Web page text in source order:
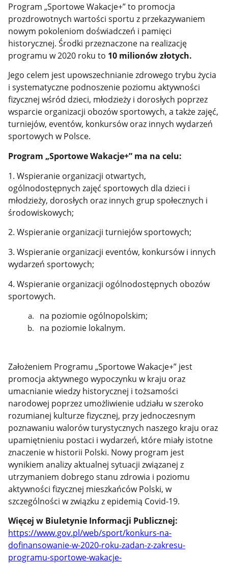
Program „Sportowe Wakacje+”to promocja
prozdrowotnych wartości sportu z przekazywaniem
nowym pokoleniom doświadczeń i pamięci
historycznej. Środki przeznaczone na realizację
programu w 2020 roku to 10 milionów złotych.
Jego celem jest upowszechnianie zdrowego trybu życia
i systematyczne podnoszenie poziomu aktywności
fizycznej wśród dzieci, młodzieży i dorosłych poprzez
wsparcie organizacji obozów sportowych, a także zajęć,
turniejów, eventów, konkursów oraz innych wydarzeń
sportowych w Polsce.
Program „Sportowe Wakacje+” ma na celu:
1. Wspieranie organizacji otwartych,
ogólnodostępnych zajęć sportowych dla dzieci i
młodzieży, dorosłych oraz innych grup społecznych i
środowiskowych;
2. Wspieranie organizacji turniejów sportowych;
3. Wspieranie organizacji eventów, konkursów i innych
wydarzeń sportowych;
4. Wspieranie organizacji ogólnodostępnych obozów
sportowych.
na poziomie ogólnopolskim;
na poziomie lokalnym.
Założeniem Programu „Sportowe Wakacje+” jest
promocja aktywnego wypoczynku w kraju oraz
umacnianie wiedzy historycznej i tożsamości
narodowej poprzez umożliwienie udziału w szeroko
rozumianej kulturze fizycznej, przy jednoczesnym
poznawaniu walorów turystycznych naszego kraju oraz
upamiętnieniu postaci i wydarzeń, które miały istotne
znaczenie w historii Polski. Nowy program jest
wynikiem analizy aktualnej sytuacji związanej z
utrzymaniem dobrego stanu zdrowia i poziomu
aktywności fizycznej mieszkańców Polski, w
szczególności w związku z epidemią Covid-19.
Więcej w Biuletynie Informacji Publicznej:
https://www.gov.pl/web/sport/konkurs-na-
dofinansowanie-w-2020-roku-zadan-z-zakresu-
programu-sportowe-wakacje-